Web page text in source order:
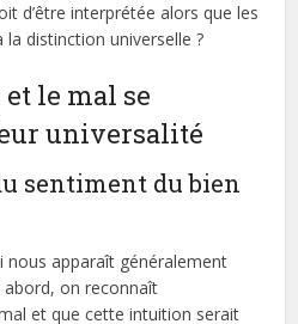
d’être interprétée alors que les
distinction universelle ?
le mal se
universalité
sentiment du bien
nous apparaît généralement
on reconnaît
et que cette intuition serait